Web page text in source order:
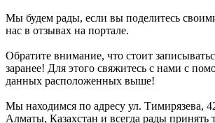
Мы будем рады, если вы поделитесь
нас в отзывах на портале.
Обратите внимание, что стоит
заранее! Для этого свяжитесь с нами с
данных расположенных выше!
Мы находимся по адресу ул. Тимирязева,
Алматы, Казахстан и всегда рады принять